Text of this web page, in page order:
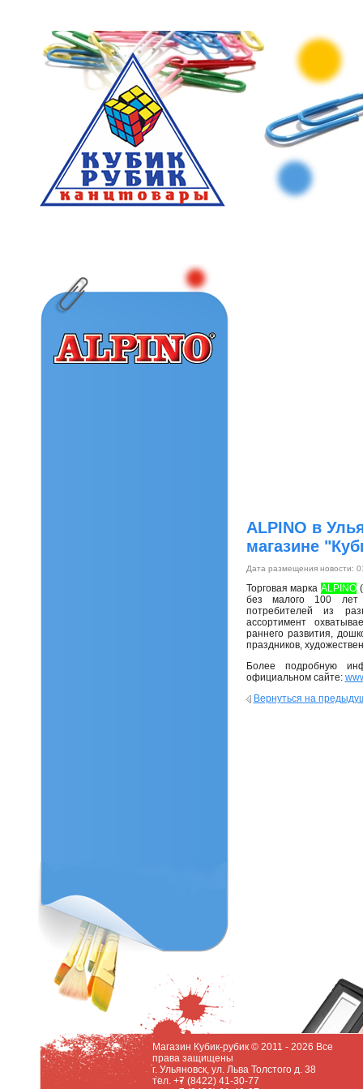
ALPINO в
магазине
Дата размещения новости:
Торговая маркаALPINO
без малого 100 лет
потребителей из
ассортимент
раннего развития,
праздников,
Более подробную
официальном сайте:
Вернуться на
Магазин Кубик-рубик © 2011 - 2026 Все
права защищены
г. Ульяновск, ул. Льва Толстого д. 38
тел. +7 (8422) 41-30-77